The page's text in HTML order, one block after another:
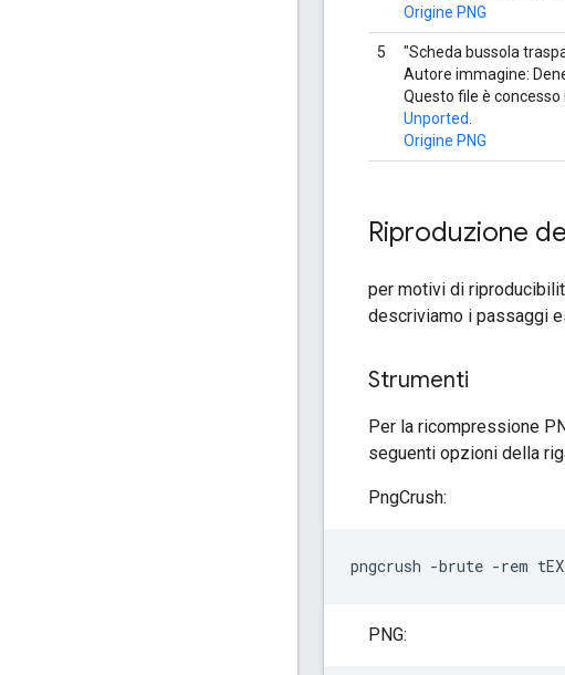
Origine PNG
5
"Scheda bussola
Autore immagine:
Questo file è
Unported
Origine PNG
Riproduzione
per motivi di
descriviamo i passaggi
Strumenti
Per la ricompressione
seguenti opzioni della
PngCrush:
PNG: